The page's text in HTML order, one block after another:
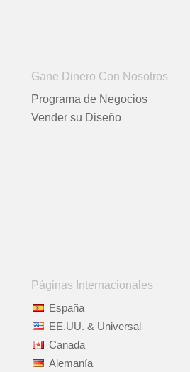
Gane Dinero Con Nosotros
Programa de Negocios
Vender su Diseño
Páginas Internacionales
España
EE.UU. & Universal
Canada
Alemanía